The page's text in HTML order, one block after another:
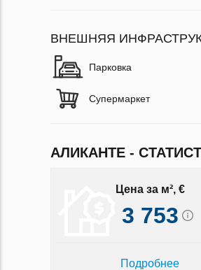
ВНЕШНЯЯ
Парковка
Супермаркет
АЛИКАНТЕ -
Цена за м², €
3 753
Подробнее